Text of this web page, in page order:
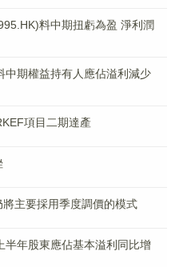
料中期扭虧為盈 淨利潤
中期權益持有人應佔溢利減少
項目二期達產
主要採用季度調價的模式
半年股東應佔基本溢利同比增